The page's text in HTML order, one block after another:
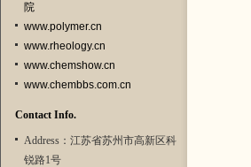
院
www.polymer.cn
www.rheology.cn
www.chemshow.cn
www.chembbs.com.cn
Contact Info.
Address：江苏省苏州市高新区科
锐路1号